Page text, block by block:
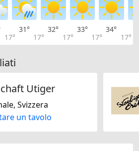
17°
31°
17°
32°
17°
33°
17°
34°
17°
Utiger
Svizzera
un tavolo